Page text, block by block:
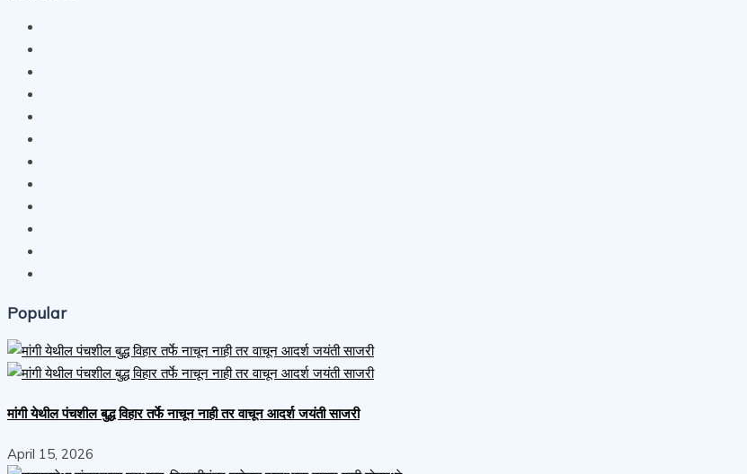
Popular
मांगी येथील पंचशील बुद्ध विहार तर्फे नाचून नाही तर वाचून आदर्श जयंती साजरी
April 15, 2026